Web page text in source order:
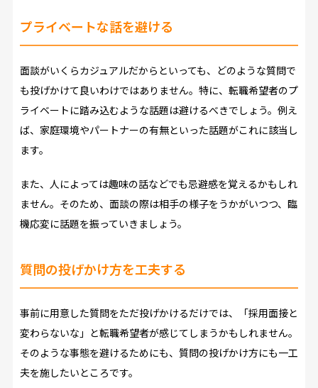
プライベートな話を避ける
面談がいくらカジュアルだからといっても、どのような質問で
も投げかけて良いわけではありません。特に、転職希望者のプ
ライベートに踏み込むような話題は避けるべきでしょう。例え
ば、家庭環境やパートナーの有無といった話題がこれに該当し
ます。
また、人によっては趣味の話などでも忌避感を覚えるかもしれ
ません。そのため、面談の際は相手の様子をうかがいつつ、臨
機応変に話題を振っていきましょう。
質問の投げかけ方を工夫する
事前に用意した質問をただ投げかけるだけでは、「採用面接と
変わらないな」と転職希望者が感じてしまうかもしれません。
そのような事態を避けるためにも、質問の投げかけ方にも一工
夫を施したいところです。